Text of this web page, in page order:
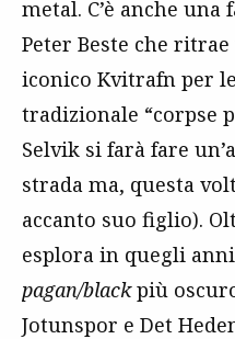
metal. C’è anche una
Peter Beste che
iconico Kvitrafn per
tradizionale “corpse
Selvik si farà fare
strada ma, questa
accanto suo figlio).
esplora in quegli
pagan/blackpiù
Jotunspor e Det